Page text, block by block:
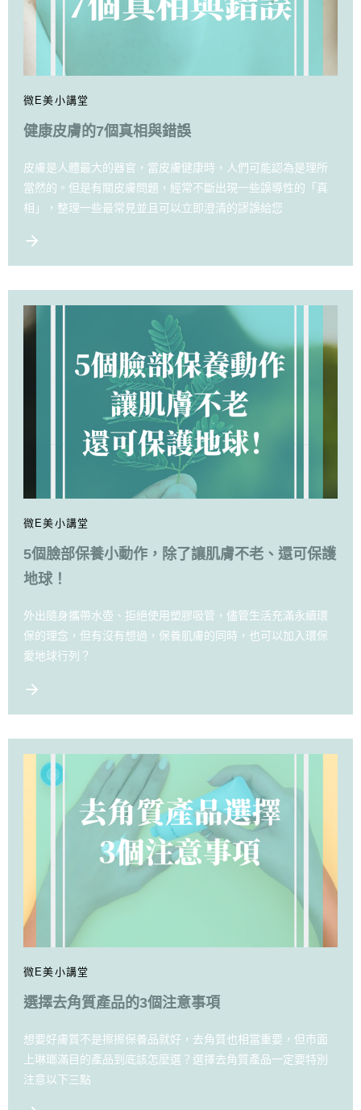
微E美小講堂
健康皮膚的7個真相與錯誤
皮膚是人體最大的器官，當皮膚健康時，人們可能認為是理所
當然的。但是有關皮膚問題，經常不斷出現一些誤導性的「真
相」，整理一些最常見並且可以立即澄清的謬誤給您
微E美小講堂
5個臉部保養小動作，除了讓肌膚不老、還可保護
地球！
外出隨身攜帶水壺、拒絕使用塑膠吸管，儘管生活充滿永續環
保的理念，但有沒有想過，保養肌膚的同時，也可以加入環保
愛地球行列？
微E美小講堂
選擇去角質產品的3個注意事項
想要好膚質不是擦擦保養品就好，去角質也相當重要，但市面
上琳瑯滿目的產品到底該怎麼選？選擇去角質產品一定要特別
注意以下三點